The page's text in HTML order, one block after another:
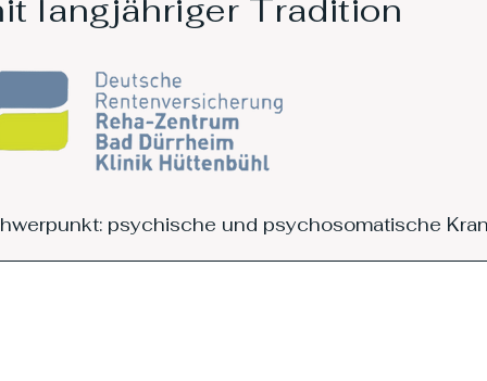
langjähriger Tradition
psychische und psychosomatische